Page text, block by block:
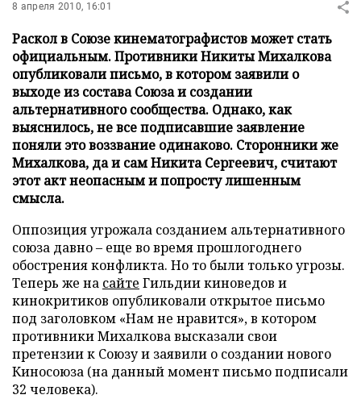
8 апреля 2010, 16:01
Раскол в Союзе кинематографистов может стать
официальным. Противники Никиты Михалкова
опубликовали письмо, в котором заявили о
выходе из состава Союза и создании
альтернативного сообщества. Однако, как
выяснилось, не все подписавшие заявление
поняли это воззвание одинаково. Сторонники же
Михалкова, да и сам Никита Сергеевич, считают
этот акт неопасным и попросту лишенным
смысла.
Оппозиция угрожала созданием альтернативного
союза давно – еще во время прошлогоднего
обострения конфликта. Но то были только угрозы.
Теперь же на сайте Гильдии киноведов и
кинокритиков опубликовали открытое письмо
под заголовком «Нам не нравится», в котором
противники Михалкова высказали свои
претензии к Союзу и заявили о создании нового
Киносоюза (на данный момент письмо подписали
32 человека).